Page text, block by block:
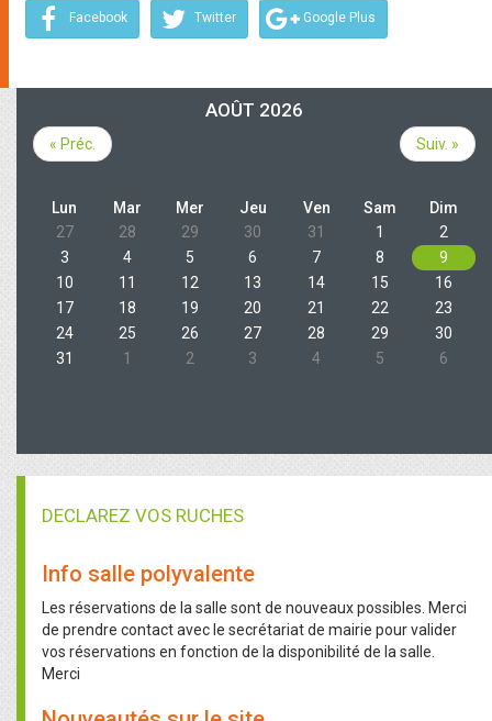
Facebook Twitter Google Plus
AOÛT 2026
« Préc. Suiv. »
Lun Mar Mer Jeu Ven Sam
Dim
27
28 29 30 31 1
2
3
4 5 6 7 8
9
10
11 12 13 14 15
16
17
18 19 20 21 22
23
24
25 26 27 28 29
30
31
1 2 3 4 5 6
DECLAREZ VOS RUCHES
Info salle polyvalente
Les réservations de la salle sont de nouveaux possibles. Merci
de prendre contact avec le secrétariat de mairie pour valider
vos réservations en fonction de la disponibilité de la salle.
Merci